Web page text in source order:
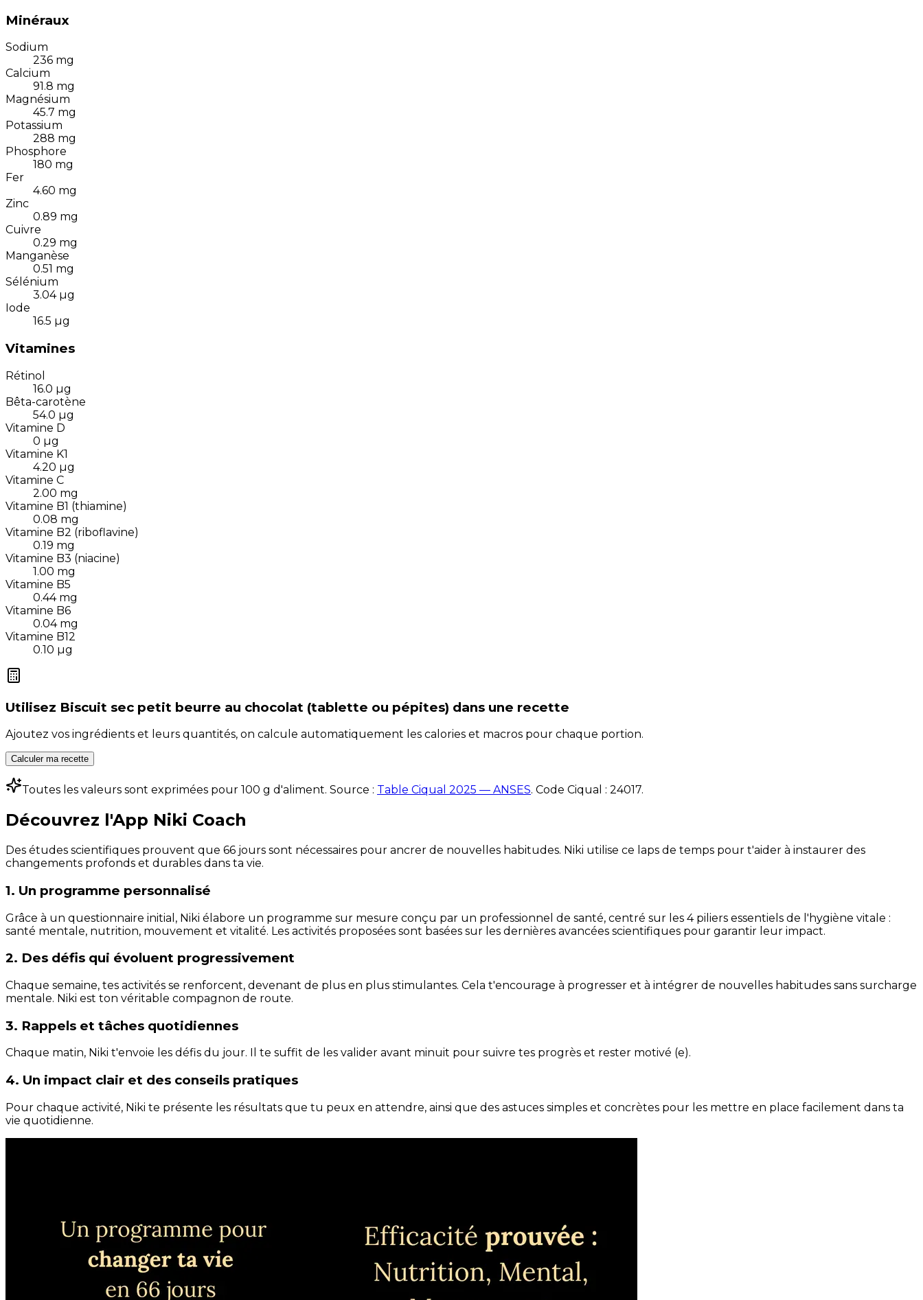
Minéraux
Sodium
236 mg
Calcium
91.8 mg
Magnésium
45.7 mg
Potassium
288 mg
Phosphore
180 mg
Fer
4.60 mg
Zinc
0.89 mg
Cuivre
0.29 mg
Manganèse
0.51 mg
Sélénium
3.04 µg
Iode
16.5 µg
Vitamines
Rétinol
16.0 µg
Bêta-carotène
54.0 µg
Vitamine D
0 µg
Vitamine K1
4.20 µg
Vitamine C
2.00 mg
Vitamine B1 (thiamine)
0.08 mg
Vitamine B2 (riboflavine)
0.19 mg
Vitamine B3 (niacine)
1.00 mg
Vitamine B5
0.44 mg
Vitamine B6
0.04 mg
Vitamine B12
0.10 µg
Utilisez Biscuit sec petit beurre au chocolat (tablette ou pépites) dans une recette
Ajoutez vos ingrédients et leurs quantités, on calcule automatiquement les calories et macros pour chaque portion.
Calculer ma recette
Toutes les valeurs sont exprimées pour 100 g d'aliment. Source : Table Ciqual 2025 — ANSES. Code Ciqual : 24017.
Découvrez l'App Niki Coach
Des études scientifiques prouvent que 66 jours sont nécessaires pour ancrer de nouvelles habitudes. Niki utilise ce laps de temps pour t'aider à instaurer des
changements profonds et durables dans ta vie.
1. Un programme personnalisé
Grâce à un questionnaire initial, Niki élabore un programme sur mesure conçu par un professionnel de santé, centré sur les 4 piliers essentiels de l'hygiène vitale :
santé mentale, nutrition, mouvement et vitalité. Les activités proposées sont basées sur les dernières avancées scientifiques pour garantir leur impact.
2. Des défis qui évoluent progressivement
Chaque semaine, tes activités se renforcent, devenant de plus en plus stimulantes. Cela t'encourage à progresser et à intégrer de nouvelles habitudes sans surcharge
mentale. Niki est ton véritable compagnon de route.
3. Rappels et tâches quotidiennes
Chaque matin, Niki t'envoie les défis du jour. Il te suffit de les valider avant minuit pour suivre tes progrès et rester motivé (e).
4. Un impact clair et des conseils pratiques
Pour chaque activité, Niki te présente les résultats que tu peux en attendre, ainsi que des astuces simples et concrètes pour les mettre en place facilement dans ta
vie quotidienne.